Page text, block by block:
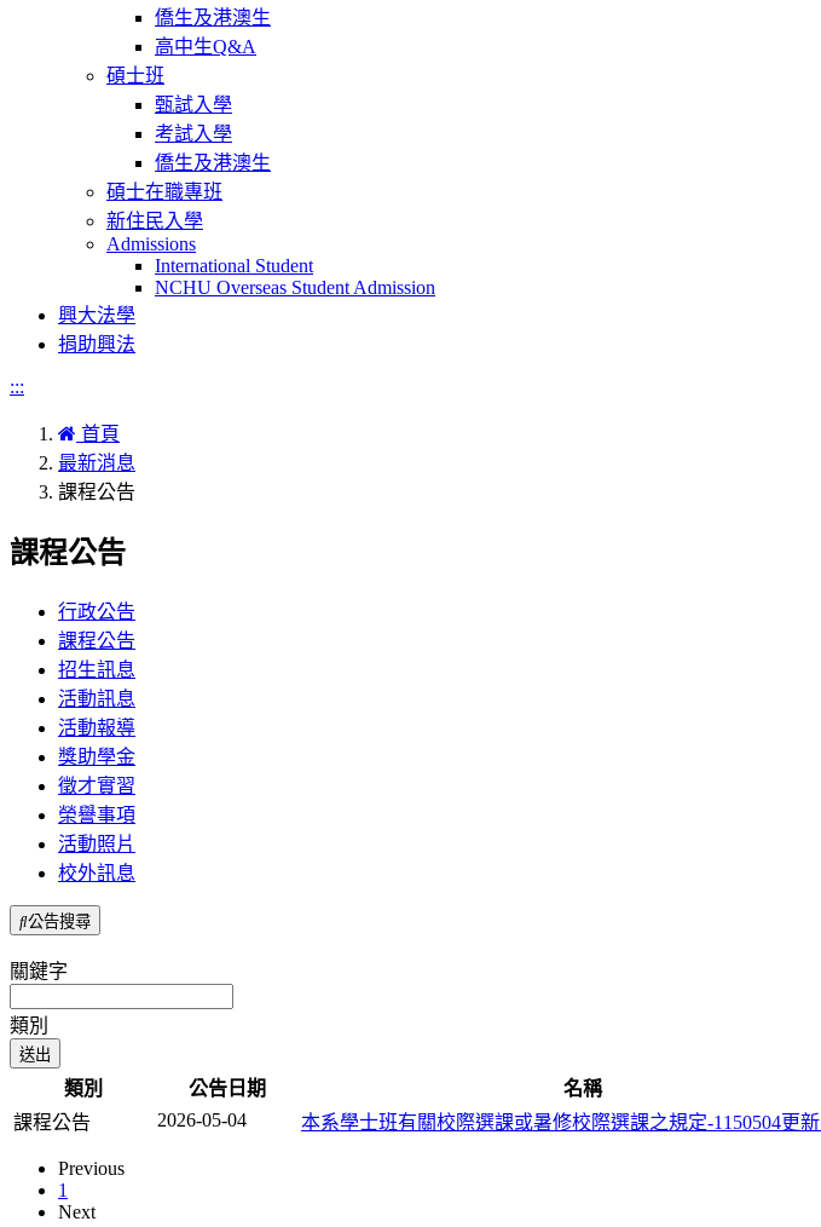
僑生及港澳生
高中生Q&A
碩士班
甄試入學
考試入學
僑生及港澳生
碩士在職專班
新住民入學
Admissions
International Student
NCHU Overseas Student Admission
興大法學
捐助興法
:::
首頁
最新消息
課程公告
課程公告
行政公告
課程公告
招生訊息
活動訊息
活動報導
獎助學金
徵才實習
榮譽事項
活動照片
校外訊息
公告搜尋
關鍵字
類別
類別 公告日期 名稱
課程公告
2026-05-04 本系學士班有關校際選課或暑修校際選課之規定-1150504更新
Previous
1
Next